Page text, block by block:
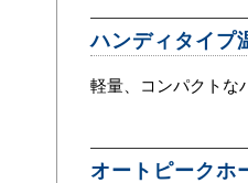
ハンディタイプ
軽量、コンパクトな
オートピークホ